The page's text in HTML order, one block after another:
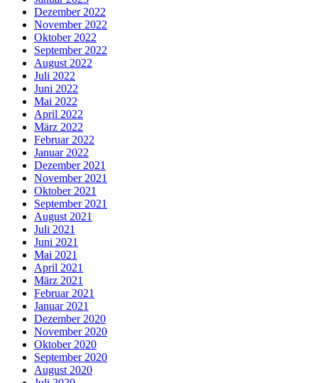
Dezember 2022
November 2022
Oktober 2022
September 2022
August 2022
Juli 2022
Juni 2022
Mai 2022
April 2022
März 2022
Februar 2022
Januar 2022
Dezember 2021
November 2021
Oktober 2021
September 2021
August 2021
Juli 2021
Juni 2021
Mai 2021
April 2021
März 2021
Februar 2021
Januar 2021
Dezember 2020
November 2020
Oktober 2020
September 2020
August 2020